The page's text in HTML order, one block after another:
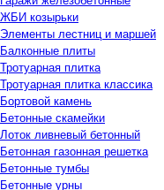
ЖБИ козырьки
Элементы лестниц и маршей
Балконные плиты
Тротуарная плитка
Тротуарная плитка классика
Бортовой камень
Бетонные скамейки
Лоток ливневый бетонный
Бетонная газонная решетка
Бетонные тумбы
Бетонные урны